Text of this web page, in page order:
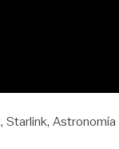
Starlink Astronomía